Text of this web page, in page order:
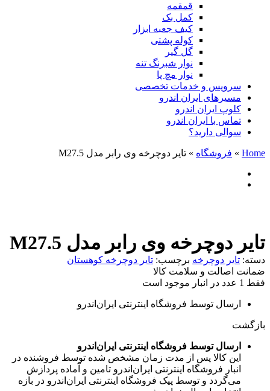
قمقمه
کمل بک
کیف جعبه ابزار
کوله پشتی
گل گیر
نوار شبرنگ تنه
نوار مچ پا
سرویس و خدمات تخصصی
مسیرهای ایران اندرو
کلوپ ایران اندرو
تماس با ایران اندرو
سوالی دارید؟
Home
» فروشگاه » تایر دوچرخه وی رابر مدل M27.5
تایر دوچرخه وی رابر مدل M27.5
دسته: تایر دوچرخه برچسب: تایر دوچرخه کوهستان
ضمانت اصالت و سلامت کالا
فقط 1 عدد در انبار موجود است
ارسال توسط فروشگاه اینترنتی ایران‌اندرو
بازگشت
ارسال توسط فروشگاه اینترنتی ایران‌اندرو
این کالا پس از مدت زمان مشخص شده توسط فروشنده در
انبار فروشگاه اینترنتی ایران‌اندرو تامین و آماده پردازش
می‌گردد و توسط پیک فروشگاه اینترنتی ایران‌اندرو در بازه